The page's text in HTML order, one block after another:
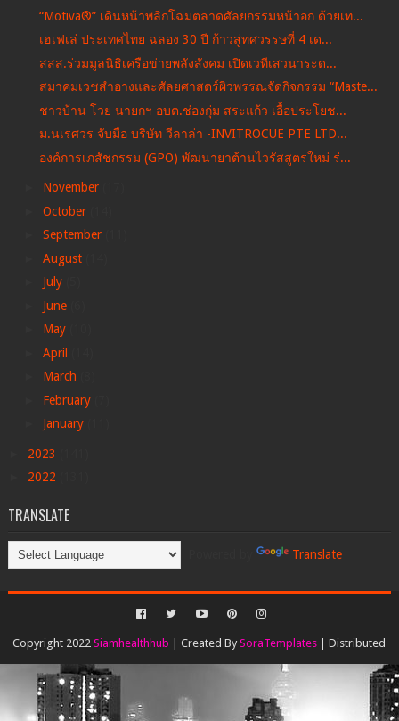
“Motiva®” เดินหน้าพลิกโฉมตลาดศัลยกรรมหน้าอก ด้วยเท...
เฮเฟเล่ ประเทศไทย ฉลอง 30 ปี ก้าวสู่ทศวรรษที่ 4 เด...
สสส.ร่วมมูลนิธิเครือข่ายพลังสังคม เปิดเวทีเสวนาระด...
สมาคมเวชสำอางและศัลยศาสตร์ผิวพรรณจัดกิจกรรม “Maste...
ชาวบ้าน โวย นายกฯ อบต.ช่องกุ่ม สระแก้ว เอื้อประโยช...
ม.นเรศวร จับมือ บริษัท วีลาล่า -INVITROCUE PTE LTD...
องค์การเภสัชกรรม (GPO) พัฒนายาต้านไวรัสสูตรใหม่ ร่...
November
October
September
August
July
June
May
April
March
February
January
2023
2022
TRANSLATE
Translate
Copyright 2022Siamhealthhub | Created BySoraTemplates | Distributed